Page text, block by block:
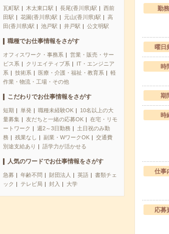
瓦町駅 木太東口駅 長尾(香川県)駅
西前
田駅
花園(香川県)駅 元山(香川県)駅
高
田(香川県)駅
池戸駅 井戸駅 公文明駅
職種でお仕事情報をさがす
オフィスワーク・事務系
営業・販売・サー
ビス系
クリエイティブ系
IT・エンジニア
系
技術系 医療・介護・福祉・教育系
軽
作業・物流・工場・その他
こだわりでお仕事情報をさがす
短期 単発 職種未経験OK
10名以上の大
量募集
友だちと一緒の応募OK
在宅・リモ
ートワーク
週2～3日勤務
土日祝のみ勤
務
残業なし 副業・WワークOK
交通費
別途支給あり
語学力が活かせる
人気のワードでお仕事情報をさがす
急募 年齢不問 財団法人 英語
書類チェ
ック
テレビ局 封入 大学
勤
曜日
時
期
時
仕事
応募